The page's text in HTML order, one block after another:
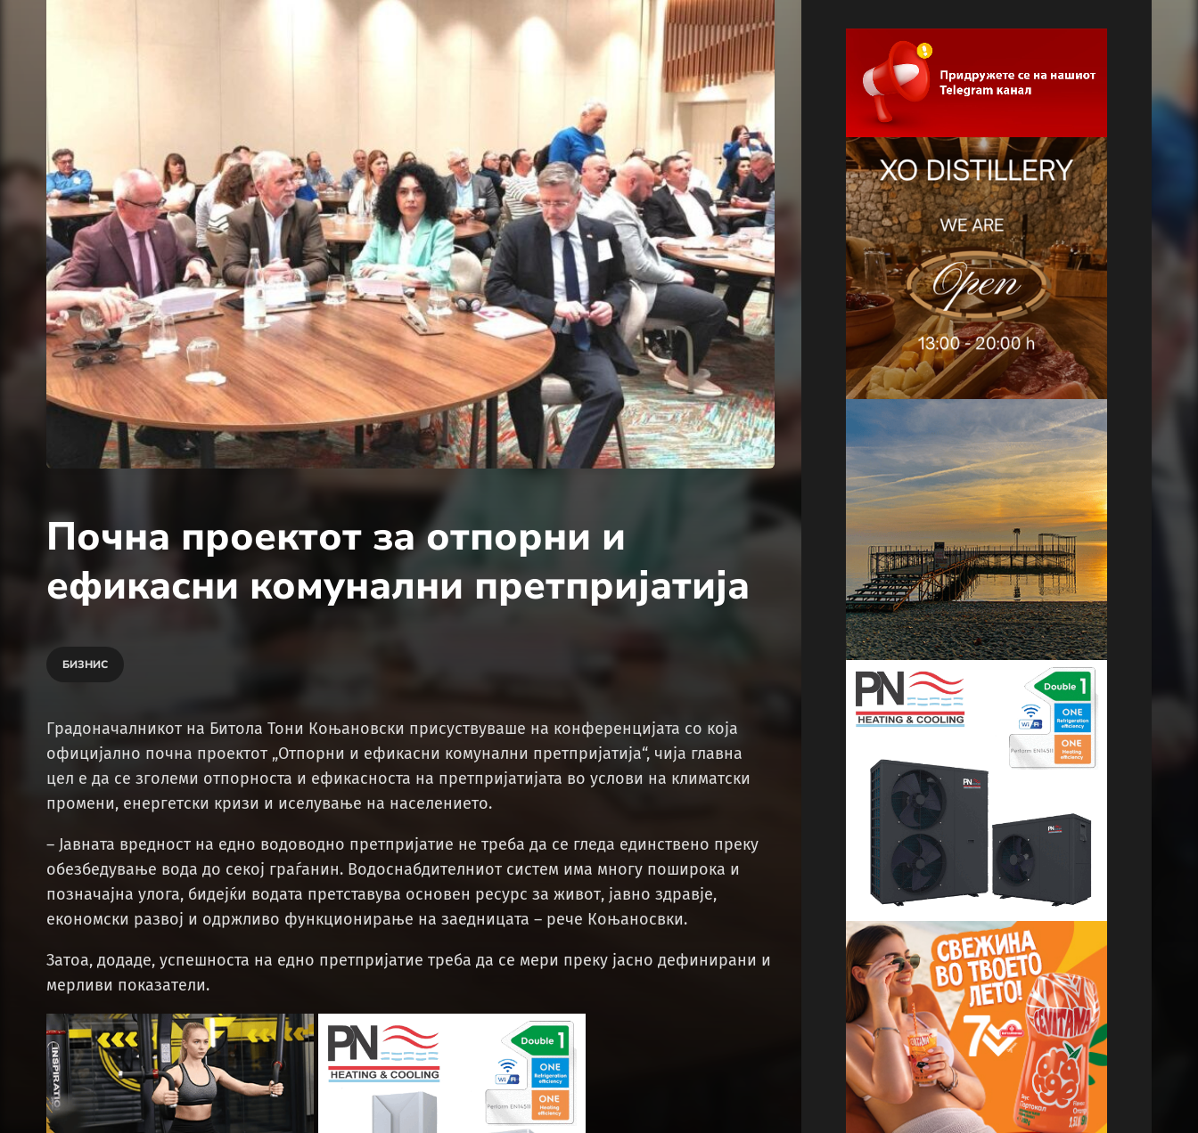
Почна проектот за отпорни и
ефикасни комунални претпријатија
БИЗНИС
Градоначалникот на Битола Тони Коњановски присуствуваше на конференцијата со која
официјално почна проектот „Отпорни и ефикасни комунални претпријатија“, чија главна
цел е да се зголеми отпорноста и ефикасноста на претпријатијата во услови на климатски
промени, енергетски кризи и иселување на населението.
– Јавната вредност на едно водоводно претпријатие не треба да се гледа единствено преку
обезбедување вода до секој граѓанин. Водоснабдителниот систем има многу поширока и
позначајна улога, бидејќи водата претставува основен ресурс за живот, јавно здравје,
економски развој и одржливо функционирање на заедницата – рече Коњаносвки.
Затоа, додаде, успешноста на едно претпријатие треба да се мери преку јасно дефинирани и
мерливи показатели.